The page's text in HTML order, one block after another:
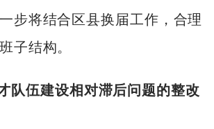
步将结合区县换届工作，合理
子结构。
队伍建设相对滞后问题的整改